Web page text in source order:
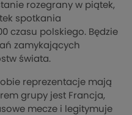
rozegrany w piątek,
spotkania
czasu polskiego. Będzie
zamykających
świata.
reprezentacje mają
grupy jest Francja,
mecze i legitymuje